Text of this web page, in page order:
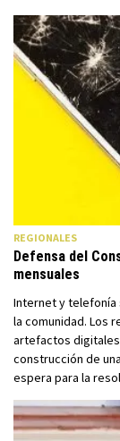
REGIONALES
Defensa del
mensuales
Internet y telefonía
la comunidad. Los
artefactos digitales
construcción de
espera para la